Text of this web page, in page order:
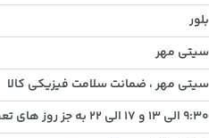
بلور
سیتی مهر
سیتی مهر ، ضمانت سلامت فیزیکی کالا
9:30 الی 13 و 17 الی 22 به جز روز های تعطیل